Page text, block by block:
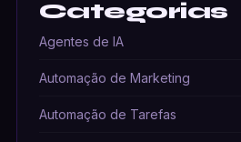
Categorias
Agentes de IA
Automação de Marketing
Automação de Tarefas